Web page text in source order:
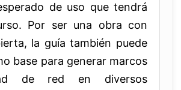
de uso que tendrá
Por ser una obra con
la guía también puede
base para generar marcos
de red en diversos